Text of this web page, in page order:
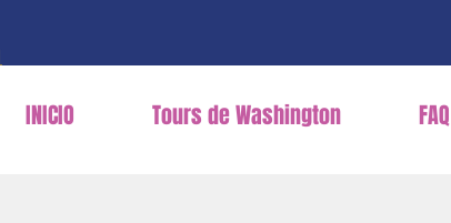
INICIO Tours de Washington FAQ